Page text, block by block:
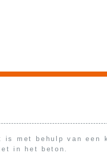
is met behulp van een
in het beton.